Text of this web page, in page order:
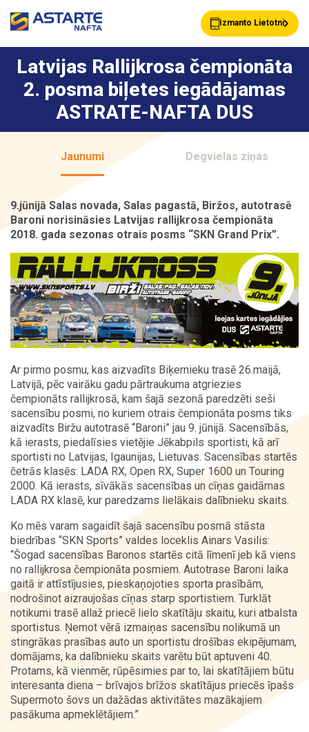
Izmanto Lietotni
Akcijas Jaunumi
Uzpildes stacijas Klientu Kartes
Pakalpojumi Astarte Bizness
Vairumtirdzniecība Par ASTARTE
Kontakti
Latvijas Rallijkrosa čempionāta
2. posma biļetes iegādājamas
ASTRATE-NAFTA DUS
Jaunumi Degvielas ziņas
9.jūnijā Salas novada, Salas pagastā, Biržos, autotrasē
Baroni norisināsies Latvijas rallijkrosa čempionāta
2018. gada sezonas otrais posms “SKN Grand Prix”.
Ar pirmo posmu, kas aizvadīts Biķernieku trasē 26.maijā,
Latvijā, pēc vairāku gadu pārtraukuma atgriezies
čempionāts rallijkrosā, kam šajā sezonā paredzēti seši
sacensību posmi, no kuriem otrais čempionāta posms tiks
aizvadīts Biržu autotrasē “Baroni” jau 9. jūnijā. Sacensībās,
kā ierasts, piedalīsies vietējie Jēkabpils sportisti, kā arī
sportisti no Latvijas, Igaunijas, Lietuvas. Sacensības startēs
četrās klasēs: LADA RX, Open RX, Super 1600 un Touring
2000. Kā ierasts, sīvākās sacensības un cīņas gaidāmas
LADA RX klasē, kur paredzams lielākais dalībnieku skaits.
Ko mēs varam sagaidīt šajā sacensību posmā stāsta
biedrības “SKN Sports” valdes loceklis Ainars Vasilis:
“Šogad sacensības Baronos startēs citā līmenī jeb kā viens
no rallijkrosa čempionāta posmiem. Autotrase Baroni laika
gaitā ir attīstījusies, pieskaņojoties sporta prasībām,
nodrošinot aizraujošas cīņas starp sportistiem. Turklāt
notikumi trasē allaž priecē lielo skatītāju skaitu, kuri atbalsta
sportistus. Ņemot vērā izmaiņas sacensību nolikumā un
stingrākas prasības auto un sportistu drošības ekipējumam,
domājams, ka dalībnieku skaits varētu būt aptuveni 40.
Protams, kā vienmēr, rūpēsimies par to, lai skatītājiem būtu
interesanta diena – brīvajos brīžos skatītājus priecēs īpašs
Supermoto šovs un dažādas aktivitātes mazākajiem
pasākuma apmeklētājiem.”